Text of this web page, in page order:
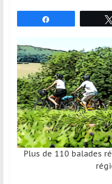
sport,
se
déplacent
en
France
l’étranger
pour
assouvir
Plus de 110 balades